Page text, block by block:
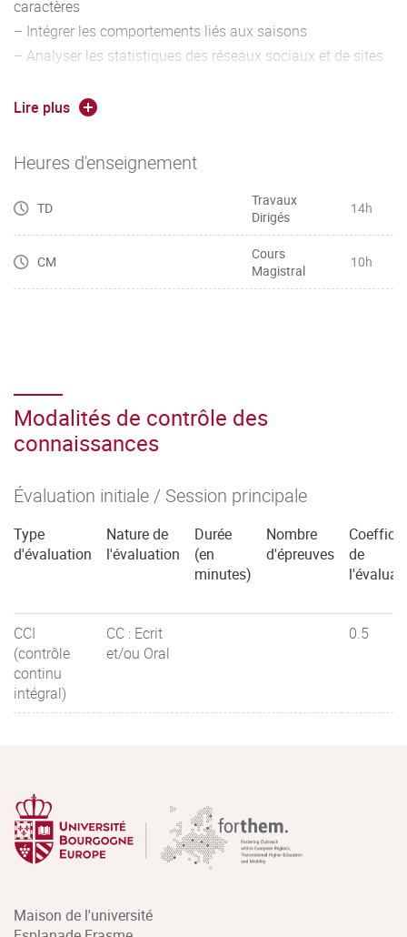
caractères
– Intégrer les comportements liés aux saisons
– Analyser les statistiques des réseaux sociaux et de sites
– Mesurer le degré de dépendance entre deux variables
Lire plus
Heures d'enseignement
TD
Travaux
Dirigés
14h
CM
Cours
Magistral
10h
Modalités de contrôle des
connaissances
Évaluation initiale / Session principale
Type
d'évaluation
Nature de
l'évaluation
Durée
(en
minutes)
Nombre
d'épreuves
de
CCI
(contrôle
continu
intégral)
CC : Ecrit
et/ou Oral
0.5
Maison de l'université